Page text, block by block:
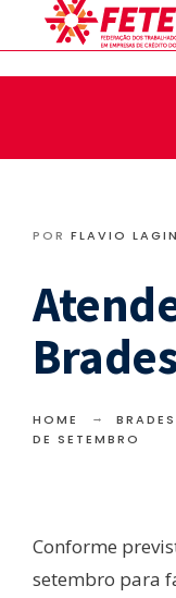
POR FLAVIO
HOME
DE SETEMBRO
Conforme
setembro para